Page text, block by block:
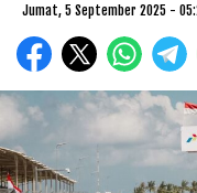
Jumat, 5 September 2025 -